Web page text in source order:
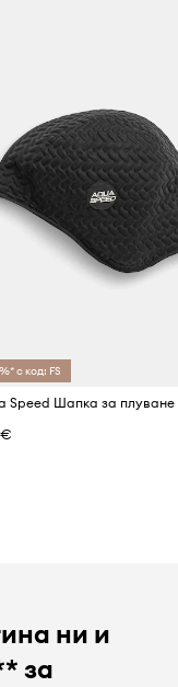
с код: FS
Speed Шапка за плуване
€
ни и
за